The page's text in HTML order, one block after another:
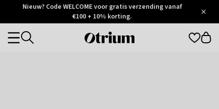
Otrium
Trustpilot
Nieuw? Code WELCOME voor gratis verzending vanaf
€100 + 10% korting.
Otrium
Categories